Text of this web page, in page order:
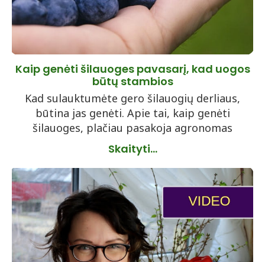
Kaip genėti šilauoges pavasarį, kad uogos
būtų stambios
Kad sulauktumėte gero šilauogių derliaus,
būtina jas genėti. Apie tai, kaip genėti
šilauoges, plačiau pasakoja agronomas
Skaityti...